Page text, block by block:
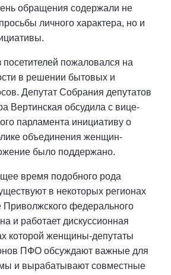
обращения содержали не
личного характера, но и
посетителей пожаловался на
в решении бытовых и
Депутат Собрания депутатов
Вертинская обсудила с вице-
парламента инициативу о
объединения женщин-
было поддержано.
время подобного рода
в некоторых регионах
Приволжского федерального
и работает дискуссионная
которой женщины-депутаты
ПФО обсуждают важные для
и вырабатывают совместные